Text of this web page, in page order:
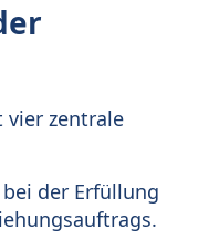
vier zentrale
bei der Erfüllung